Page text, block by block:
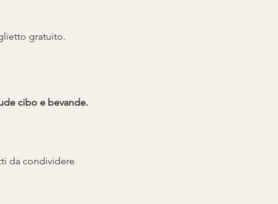
gratuito.
cibo e bevande.
da condividere